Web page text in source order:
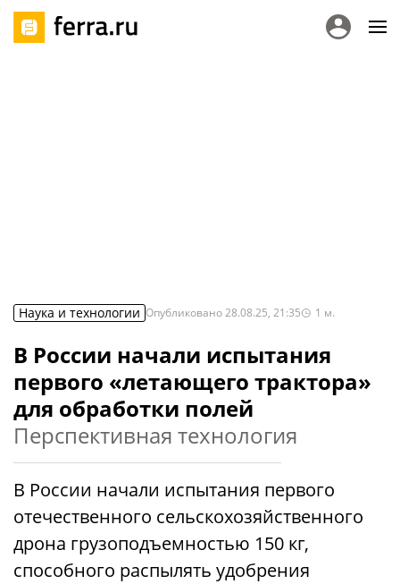
Наука и технологии Опубликовано28.08.25, 21:35 1 м.
В России начали испытания
первого «летающего трактора»
для обработки полей
Перспективная технология
В России начали испытания первого
отечественного сельскохозяйственного
дрона грузоподъемностью 150 кг,
способного распылять удобрения